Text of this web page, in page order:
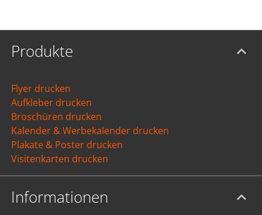
Produkte
Flyer drucken
Aufkleber drucken
Broschüren drucken
Kalender & Werbekalender drucken
Plakate & Poster drucken
Visitenkarten drucken
Informationen